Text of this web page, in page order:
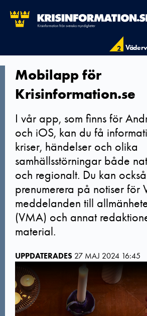
2
Mobilapp för
Krisinformation.se
I vår app, som finns för
och iOS, kan du få
kriser, händelser och olika
samhällsstörningar både
och regionalt. Du kan också
prenumerera på notiser för
meddelanden till
(VMA) och annat
material.
UPPDATERADES 27 MAJ 2024 16:45